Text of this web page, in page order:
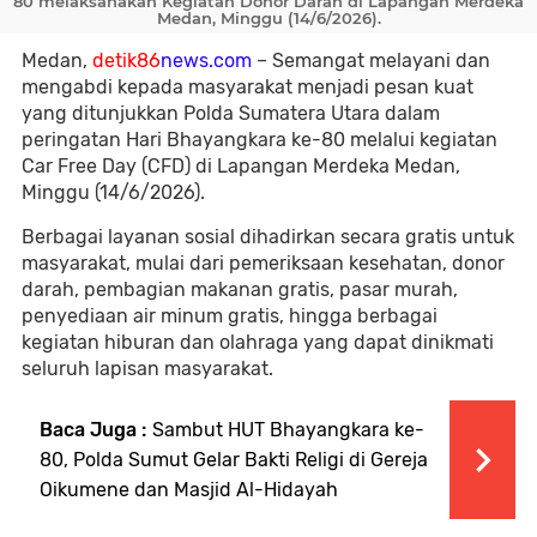
Medan, Minggu (14/6/2026).
Medan, detik86news.com – Semangat melayani dan
mengabdi kepada masyarakat menjadi pesan kuat
yang ditunjukkan Polda Sumatera Utara dalam
peringatan Hari Bhayangkara ke-80 melalui kegiatan
Car Free Day (CFD) di Lapangan Merdeka Medan,
Minggu (14/6/2026).
Berbagai layanan sosial dihadirkan secara gratis untuk
masyarakat, mulai dari pemeriksaan kesehatan, donor
darah, pembagian makanan gratis, pasar murah,
penyediaan air minum gratis, hingga berbagai
kegiatan hiburan dan olahraga yang dapat dinikmati
seluruh lapisan masyarakat.
Baca Juga : Sambut HUT Bhayangkara ke-
80, Polda Sumut Gelar Bakti Religi di Gereja
Oikumene dan Masjid Al-Hidayah